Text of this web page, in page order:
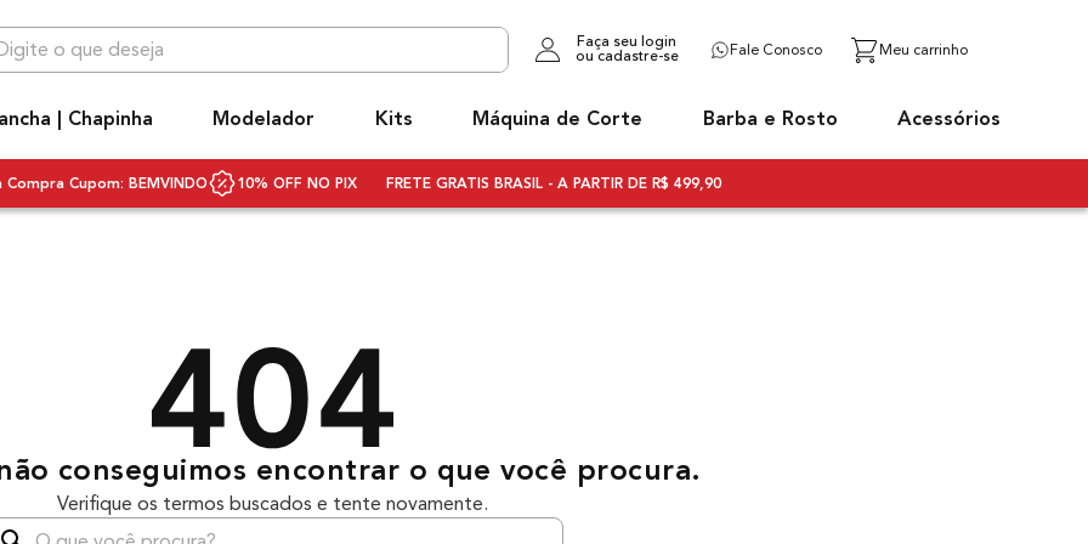
deseja
Faça seu login
ou cadastre-se
Fale Conosco
| Chapinha Modelador Kits Máquina de Corte Barba e Rosto Acessórios
Compra Cupom: BEMVINDO 10% OFF NO PIX FRETE GRATIS BRASIL - A PARTIR DE R$ 499,90
conseguimos encontrar o que você procura.
Verifique os termos buscados e tente novamente.
você procura?
cabelo